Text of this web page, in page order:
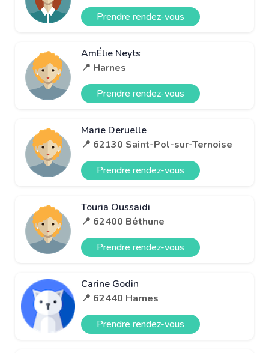
Prendre rendez-vous
AmÉlie Neyts
📍 Harnes
Prendre rendez-vous
Marie Deruelle
📍 62130 Saint-Pol-sur-Ternoise
Prendre rendez-vous
Touria Oussaidi
📍 62400 Béthune
Prendre rendez-vous
Carine Godin
📍 62440 Harnes
Prendre rendez-vous